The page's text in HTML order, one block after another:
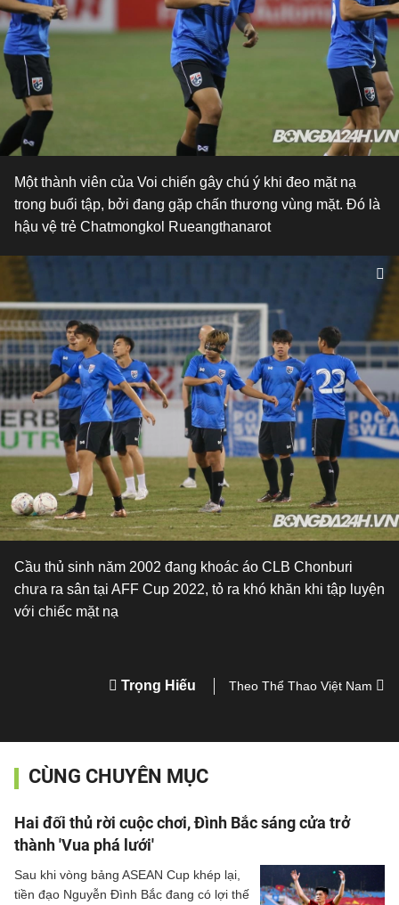
Một thành viên của Voi chiến gây chú ý khi đeo mặt nạ
trong buổi tập, bởi đang gặp chấn thương vùng mặt. Đó là
hậu vệ trẻ Chatmongkol Rueangthanarot
Cầu thủ sinh năm 2002 đang khoác áo CLB Chonburi
chưa ra sân tại AFF Cup 2022, tỏ ra khó khăn khi tập luyện
với chiếc mặt nạ
Trọng Hiếu Theo Thể Thao Việt Nam
CÙNG CHUYÊN MỤC
Hai đối thủ rời cuộc chơi, Đình Bắc sáng cửa trở
thành 'Vua phá lưới'
Sau khi vòng bảng ASEAN Cup khép lại,
tiền đạo Nguyễn Đình Bắc đang có lợi thế